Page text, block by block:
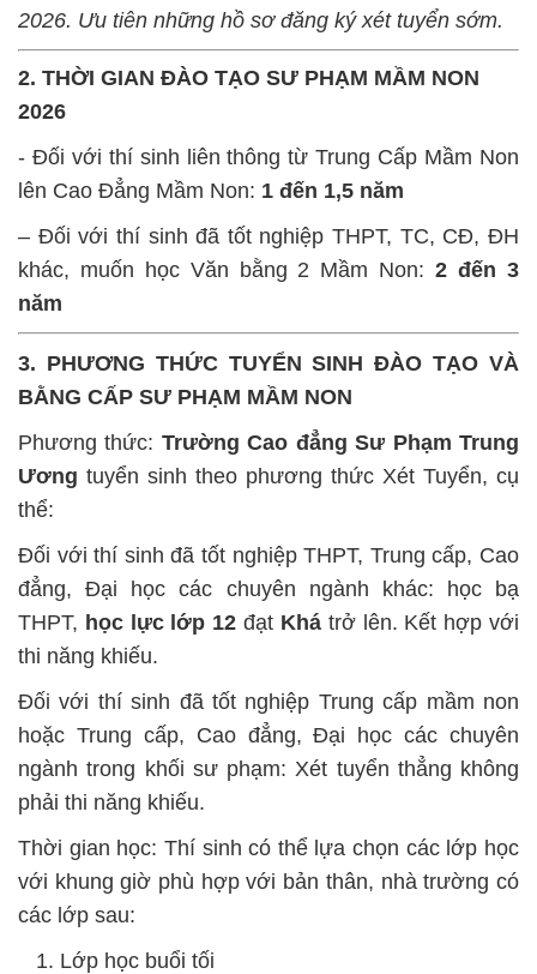
2026. Ưu tiên những hồ sơ đăng ký xét tuyển sớm.
2. THỜI GIAN ĐÀO TẠO SƯ PHẠM MẦM NON
2026
- Đối với thí sinh liên thông từ Trung Cấp Mầm Non
lên Cao Đẳng Mầm Non: 1 đến 1,5 năm
– Đối với thí sinh đã tốt nghiệp THPT, TC, CĐ, ĐH
khác, muốn học Văn bằng 2 Mầm Non: 2 đến 3
năm
3. PHƯƠNG THỨC TUYỂN SINH ĐÀO TẠO VÀ
BẰNG CẤP SƯ PHẠM MẦM NON
Phương thức: Trường Cao đẳng Sư Phạm Trung
Ương tuyển sinh theo phương thức Xét Tuyển, cụ
thể:
Đối với thí sinh đã tốt nghiệp THPT, Trung cấp, Cao
đẳng, Đại học các chuyên ngành khác: học bạ
THPT, học lực lớp 12đạt Khá trở lên. Kết hợp với
thi năng khiếu.
Đối với thí sinh đã tốt nghiệp Trung cấp mầm non
hoặc Trung cấp, Cao đẳng, Đại học các chuyên
ngành trong khối sư phạm: Xét tuyển thẳng không
phải thi năng khiếu.
Thời gian học: Thí sinh có thể lựa chọn các lớp học
với khung giờ phù hợp với bản thân, nhà trường có
các lớp sau:
Lớp học buổi tối